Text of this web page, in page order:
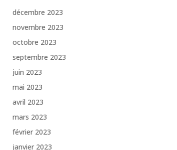
décembre 2023
novembre 2023
octobre 2023
septembre 2023
juin 2023
mai 2023
avril 2023
mars 2023
février 2023
janvier 2023